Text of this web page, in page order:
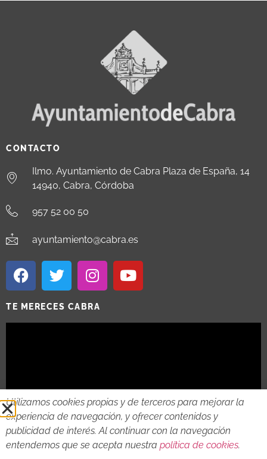
CONTACTO
Ilmo. Ayuntamiento de Cabra Plaza de España, 14
14940, Cabra, Córdoba
957 52 00 50
ayuntamiento@cabra.es
TE MERECES CABRA
2018 - 2026 © AYTO DE CABRA AVISO LEGAL
Utilizamos cookies propias y de terceros para mejorar la
experiencia de navegación, y ofrecer contenidos y
publicidad de interés. Al continuar con la navegación
entendemos que se acepta nuestra política de cookies.